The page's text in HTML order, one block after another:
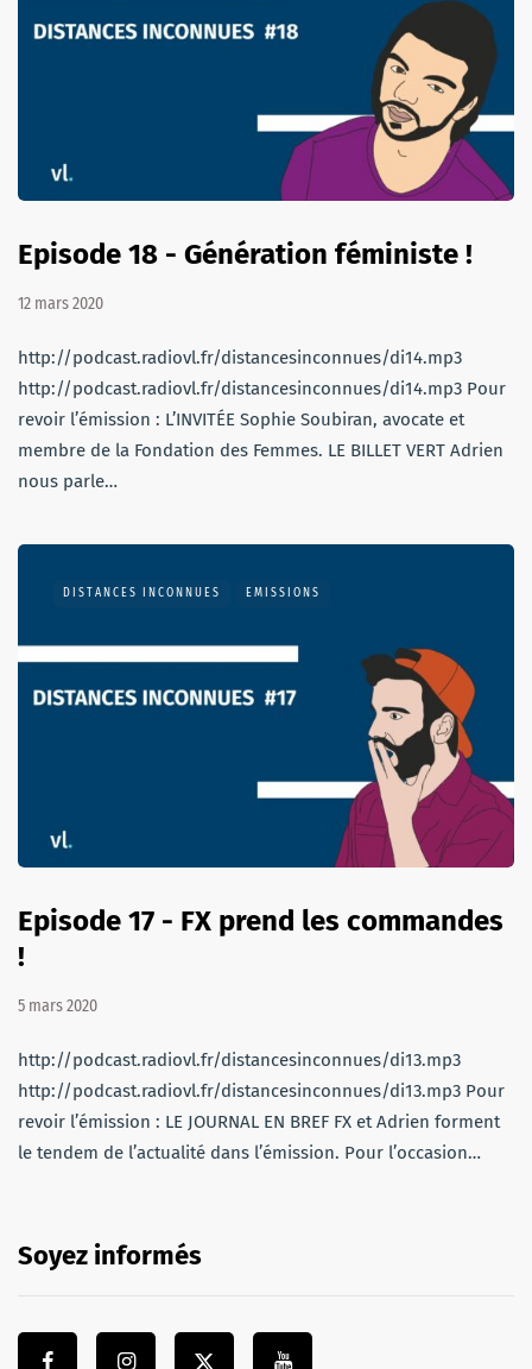
Episode 18 - Génération féministe !
12 mars 2020
http://podcast.radiovl.fr/distancesinconnues/di14.mp3
http://podcast.radiovl.fr/distancesinconnues/di14.mp3 Pour
revoir l’émission : L’INVITÉE Sophie Soubiran, avocate et
membre de la Fondation des Femmes. LE BILLET VERT Adrien
nous parle…
DISTANCES INCONNUES EMISSIONS
Episode 17 - FX prend les commandes
!
5 mars 2020
http://podcast.radiovl.fr/distancesinconnues/di13.mp3
http://podcast.radiovl.fr/distancesinconnues/di13.mp3 Pour
revoir l’émission : LE JOURNAL EN BREF FX et Adrien forment
le tendem de l’actualité dans l’émission. Pour l’occasion…
Soyez informés